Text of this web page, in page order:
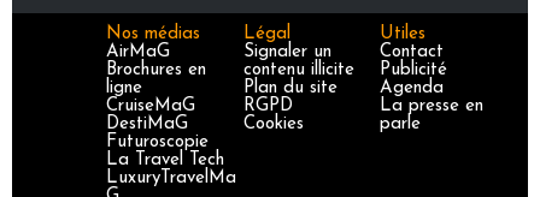
Nos médias
AirMaG
Brochures en
ligne
CruiseMaG
DestiMaG
Futuroscopie
La Travel Tech
LuxuryTravelMa
Légal
Signaler un
contenu illicite
Plan du site
RGPD
Cookies
Utiles
Contact
Publicité
Agenda
La presse en
parle